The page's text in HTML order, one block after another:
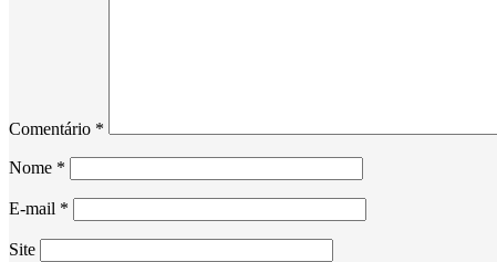
Comentário *
Nome *
E-mail *
Site